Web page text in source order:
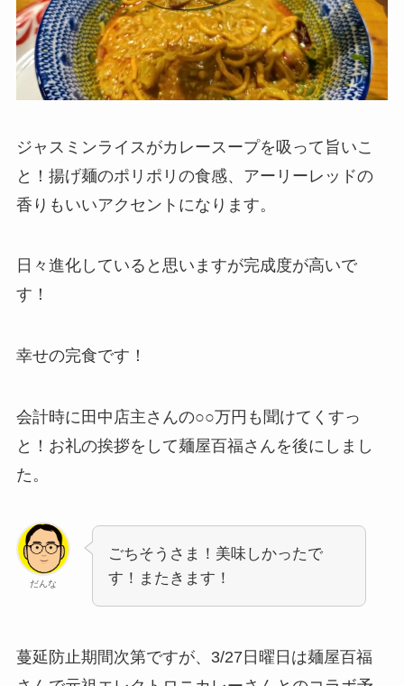
ジャスミンライスがカレースープを吸って旨いこ
と！揚げ麺のポリポリの食感、アーリーレッドの
香りもいいアクセントになります。
日々進化していると思いますが完成度が高いで
す！
幸せの完食です！
会計時に田中店主さんの○○万円も聞けてくすっ
と！お礼の挨拶をして麺屋百福さんを後にしまし
た。
だんな
ごちそうさま！美味しかったで
す！またきます！
蔓延防止期間次第ですが、3/27日曜日は麺屋百福